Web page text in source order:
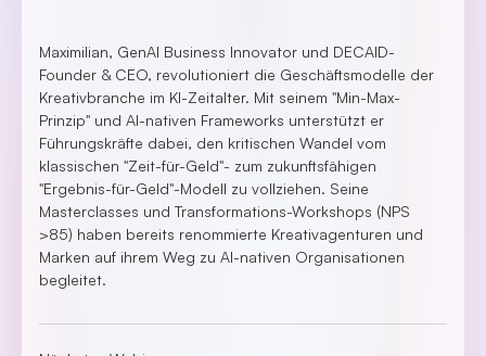
Maximilian, GenAI Business Innovator und DECAID-
Founder & CEO, revolutioniert die Geschäftsmodelle der
Kreativbranche im KI-Zeitalter. Mit seinem "Min-Max-
Prinzip" und AI-nativen Frameworks unterstützt er
Führungskräfte dabei, den kritischen Wandel vom
klassischen "Zeit-für-Geld"- zum zukunftsfähigen
"Ergebnis-für-Geld"-Modell zu vollziehen. Seine
Masterclasses und Transformations-Workshops (NPS
>85) haben bereits renommierte Kreativagenturen und
Marken auf ihrem Weg zu AI-nativen Organisationen
begleitet.